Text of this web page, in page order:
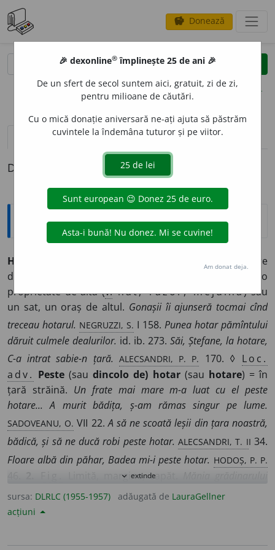
savings Donează
clear
opțiuni
definiții (1) pronunțievolume_up (50)
Definiția cu ID-ul 912056:
Explicative DEX
HOT
Linie de demarcație care
desparte o țară de alta (
), o
proprietate de alta (v. hat, răzor, mejdină) sau
un sat, un oraș de altul. Gonașii îi ajunseră tocmai cînd
treceau hotarul. NEGRUZZI, S. I 158. Punea hotar pămîntului
dăruit culmele dealurilor. id. ib. 273. Săi, Ștefane, la hotare,
C-a intrat sabie-n țară. ALECSANDRI, P. P. 170. ◊ Loc.
adv. Peste (saudincolo de) hotar(sau hotare) = în
țară străină. Un frate mai mare m-a luat cu el peste
hotare... A murit bădița, ș-am rămas singur pe lume.
SADOVEANU, O. VII 22.A să ne scoată leșii din țara noastră,
bădică, și să ne ducă robi peste hotar. ALECSANDRI, T. II 34.
Floare albă din păhar, Badea mi-i peste hotar. HODOȘ, P. P.
Limită, margine, capăt.
trecu orice hotare. ISPIRESCU, L.152.La cel ce în carcere
plînge amar Și blestemă cerul și soartea, La neagra-i durere
cucul în stejar, Să pui grijilor hotar. BELDICEANU, P.95. ◊
expand_more extinde
sursa: DLRLC (1955-1957) adăugată de LauraGellner
acțiuni
🎉 dexonline® împlinește 25 de ani 🎉
De un sfert de secol suntem aici, gratuit, zi de zi,
pentru milioane de căutări.
Cu o mică donație aniversară ne-ați ajuta să păstrăm
cuvintele la îndemâna tuturor și pe viitor.
Am donat deja.